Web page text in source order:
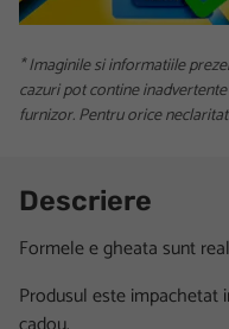
* Imaginile si informatiile
cazuri pot contine
furnizor. Pentru orice
Descriere
Formele e gheata sunt
Produsul este